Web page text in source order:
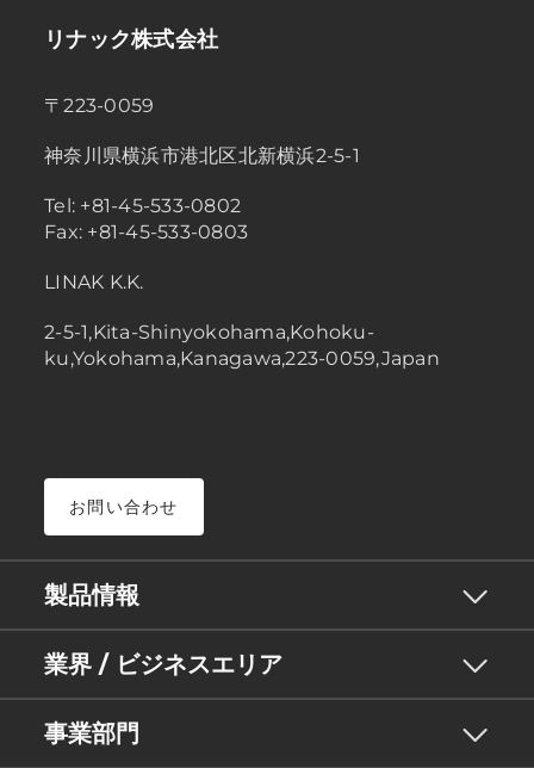
リナック株式会社
〒223-0059
神奈川県横浜市港北区北新横浜2-5-1
Tel: +81-45-533-0802
Fax: +81-45-533-0803
LINAK K.K.
2-5-1,Kita-Shinyokohama,Kohoku-
ku,Yokohama,Kanagawa,223-0059,Japan
お問い合わせ
製品情報
業界 / ビジネスエリア
事業部門